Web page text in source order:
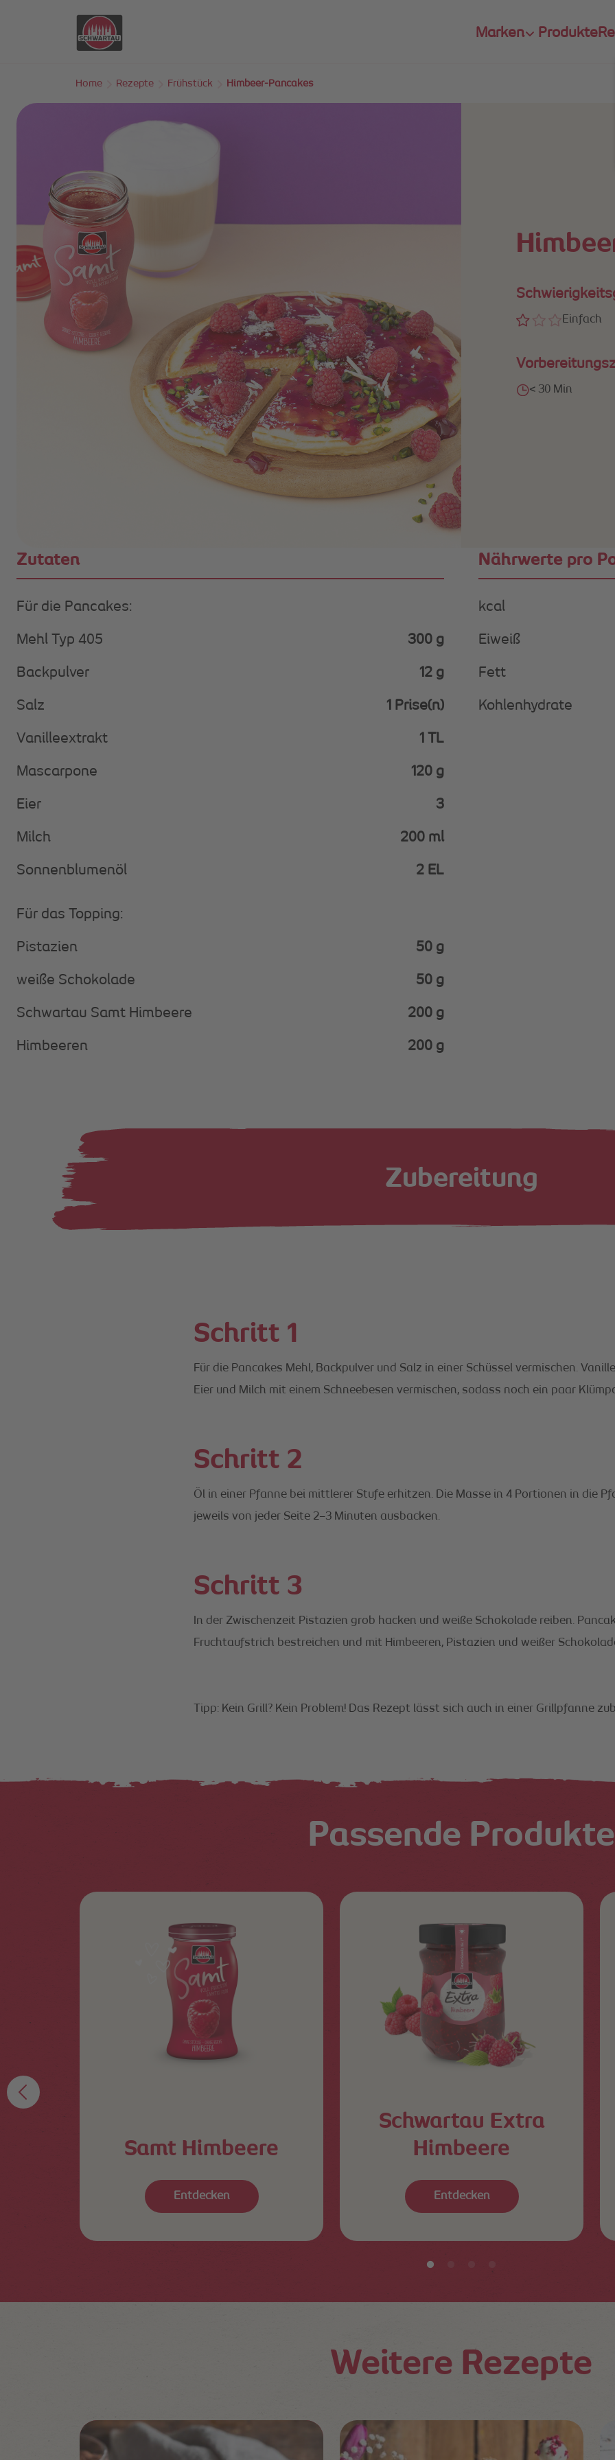
Skip to main content
Marken Produkte
Home Rezepte Frühstück Himbeer-Pancakes
Einfach
< 30 Min
Zutaten
Für die Pancakes:
Mehl Typ 405 300 g
Backpulver 12 g
Salz 1 Prise(n)
Vanilleextrakt 1 TL
Mascarpone 120 g
Eier 3
Milch 200 ml
Sonnenblumenöl 2 EL
Für das Topping:
Pistazien 50 g
weiße Schokolade 50 g
Schwartau Samt Himbeere 200 g
Himbeeren 200 g
Nährwerte pro
kcal
Eiweiß
Fett
Kohlenhydrate
Zubereitung
Schritt 1
Für die Pancakes Mehl, Backpulver und Salz in einer Schüssel vermischen.
Eier und Milch mit einem Schneebesen vermischen, sodass noch ein paar
Schritt 2
Öl in einer Pfanne bei mittlerer Stufe erhitzen. Die Masse in 4 Portionen in die
jeweils von jeder Seite 2–3 Minuten ausbacken.
Schritt 3
In der Zwischenzeit Pistazien grob hacken und weiße Schokolade reiben.
Fruchtaufstrich bestreichen und mit Himbeeren, Pistazien und weißer
Tipp: Kein Grill? Kein Problem! Das Rezept lässt sich auch in einer Grillpfanne
Passende Produkte
Samt Himbeere
Entdecken
Schwartau Extra
Himbeere
Entdecken
Weitere Rezepte